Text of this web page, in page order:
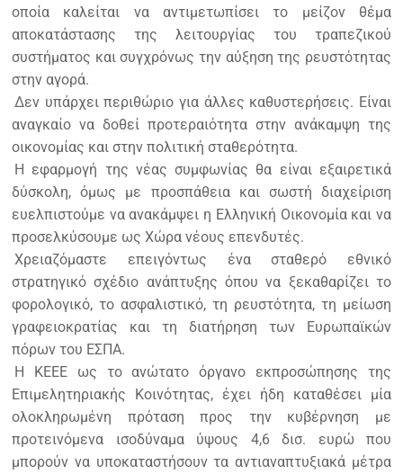
οποία καλείται να αντιμετωπίσει το μείζον θέμα
αποκατάστασης της λειτουργίας του τραπεζικού
συστήματος και συγχρόνως την αύξηση της ρευστότητας
στην αγορά.
Δεν υπάρχει περιθώριο για άλλες καθυστερήσεις. Είναι
αναγκαίο να δοθεί προτεραιότητα στην ανάκαμψη της
οικονομίας και στην πολιτική σταθερότητα.
Η εφαρμογή της νέας συμφωνίας θα είναι εξαιρετικά
δύσκολη, όμως με προσπάθεια και σωστή διαχείριση
ευελπιστούμε να ανακάμψει η Ελληνική Οικονομία και να
προσελκύσουμε ως Χώρα νέους επενδυτές.
Χρειαζόμαστε επειγόντως ένα σταθερό εθνικό
στρατηγικό σχέδιο ανάπτυξης όπου να ξεκαθαρίζει το
φορολογικό, το ασφαλιστικό, τη ρευστότητα, τη μείωση
γραφειοκρατίας και τη διατήρηση των Ευρωπαϊκών
πόρων του ΕΣΠΑ.
Η ΚΕΕΕ ως το ανώτατο όργανο εκπροσώπησης της
Επιμελητηριακής Κοινότητας, έχει ήδη καταθέσει μία
ολοκληρωμένη πρόταση προς την κυβέρνηση με
προτεινόμενα ισοδύναμα ύψους 4,6 δισ. ευρώ που
μπορούν να υποκαταστήσουν τα αντιαναπτυξιακά μέτρα